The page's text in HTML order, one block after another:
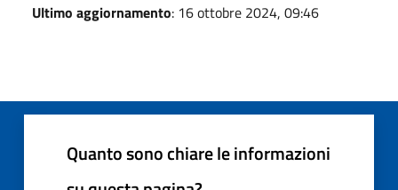
Ultimo aggiornamento: 16 ottobre 2024, 09:46
Quanto sono chiare le informazioni